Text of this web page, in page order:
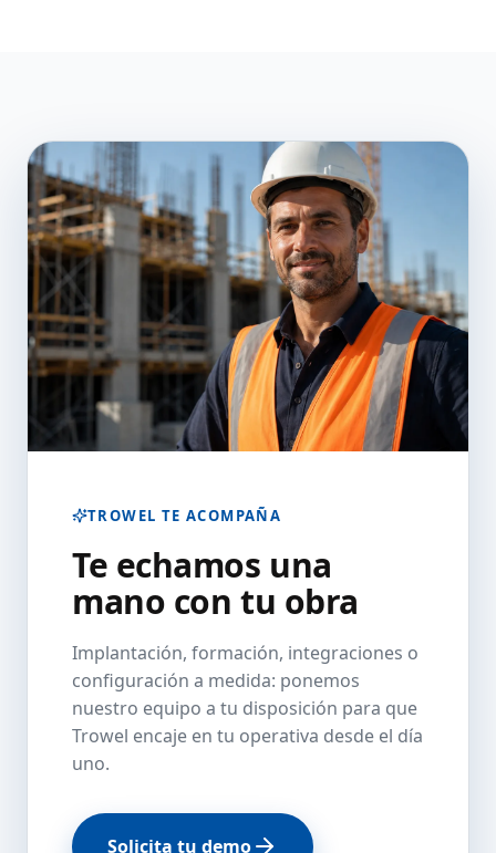
TROWEL TE ACOMPAÑA
Te echamos una
mano con tu obra
Implantación, formación, integraciones o
configuración a medida: ponemos
nuestro equipo a tu disposición para que
Trowel encaje en tu operativa desde el día
uno.
Solicita tu demo